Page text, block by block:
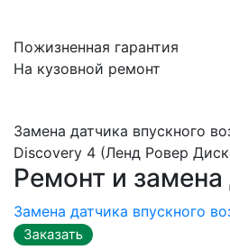
Пожизненная гарантия
На кузовной ремонт
Замена датчика впускного
Discovery 4 (Ленд Ровер
Ремонт и замена
Замена датчика впускного